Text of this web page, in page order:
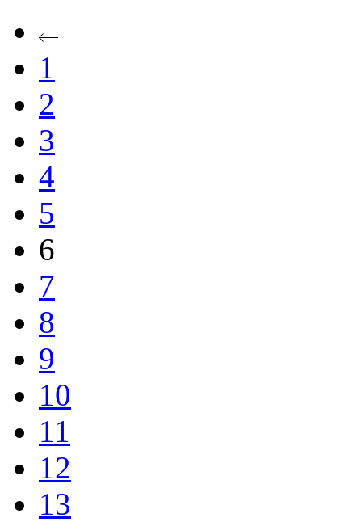
1
2
3
4
5
6
7
8
9
10
11
12
13